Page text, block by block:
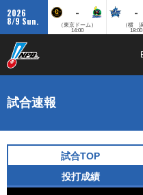
2026
8/9 Sun.
-
（東京ドーム）
14:00
-
（横 浜
18:00
試合速報
試合TOP
投打成績